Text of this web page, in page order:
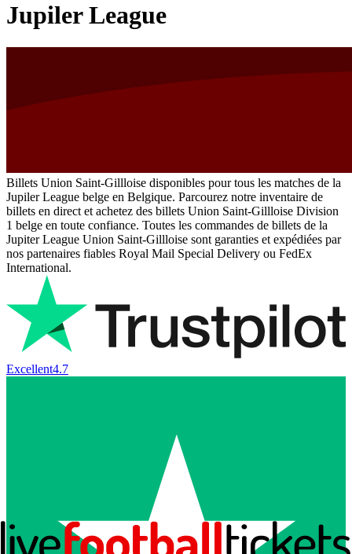
Jupiler League
Billets Union Saint-Gillloise disponibles pour tous les matches de la
Jupiler League belge en Belgique. Parcourez notre inventaire de
billets en direct et achetez des billets Union Saint-Gillloise Division
1 belge en toute confiance. Toutes les commandes de billets de la
Jupiter League Union Saint-Gillloise sont garanties et expédiées par
nos partenaires fiables Royal Mail Special Delivery ou FedEx
International.
Excellent4.7